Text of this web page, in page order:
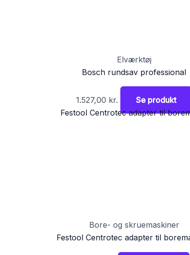
Elværktøj
Bosch rundsav professional
1.527,00 kr. Se produkt
Bore- og skruemaskiner
Festool Centrotec adapter til